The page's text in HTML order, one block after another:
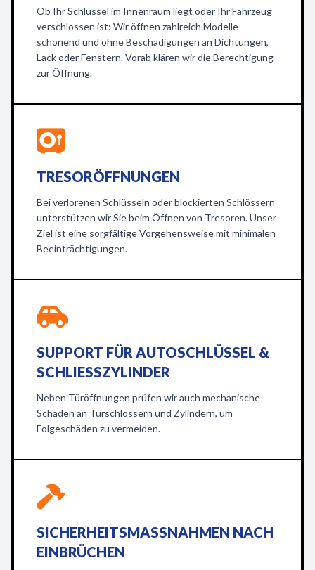
Ob Ihr Schlüssel im Innenraum liegt oder Ihr Fahrzeug
verschlossen ist: Wir öffnen zahlreich Modelle
schonend und ohne Beschädigungen an Dichtungen,
Lack oder Fenstern. Vorab klären wir die Berechtigung
zur Öffnung.
TRESORÖFFNUNGEN
Bei verlorenen Schlüsseln oder blockierten Schlössern
unterstützen wir Sie beim Öffnen von Tresoren. Unser
Ziel ist eine sorgfältige Vorgehensweise mit minimalen
Beeinträchtigungen.
SUPPORT FÜR AUTOSCHLÜSSEL &
SCHLIESSZYLINDER
Neben Türöffnungen prüfen wir auch mechanische
Schäden an Türschlössern und Zylindern, um
Folgeschäden zu vermeiden.
SICHERHEITSMASSNAHMEN NACH E
INBRÜCHEN